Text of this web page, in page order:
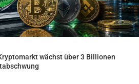
wächst über 3 Billionen